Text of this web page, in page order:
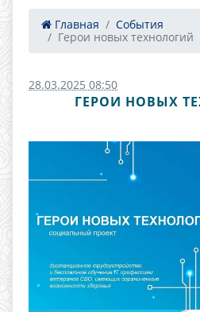
Главная
События
Герои новых технологий
28.03.2025 08:50
ГЕРОИ НОВЫХ